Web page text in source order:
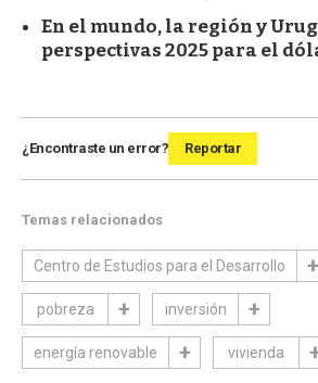
En el mundo, la región y
perspectivas 2025 para el
¿Encontraste un error? Reportar
Temas relacionados
Centro de Estudios para el Desarrollo
pobreza inversión
energía renovable vivienda